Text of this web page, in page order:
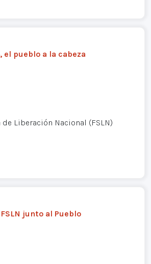
el pueblo a la cabeza
Liberación Nacional (FSLN)
junto al Pueblo